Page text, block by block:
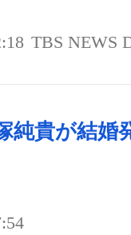
TBS NEWS
純貴が結婚